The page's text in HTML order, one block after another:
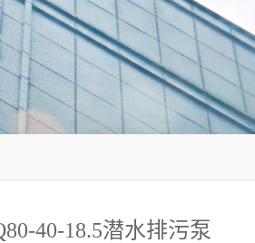
40-18.5潜水排污泵